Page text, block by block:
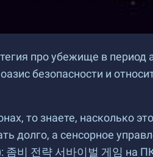
про убежище в
безопасности и
то знаете, насколько
долго, а сенсорное
좀비 전략 서바이벌 게임 на